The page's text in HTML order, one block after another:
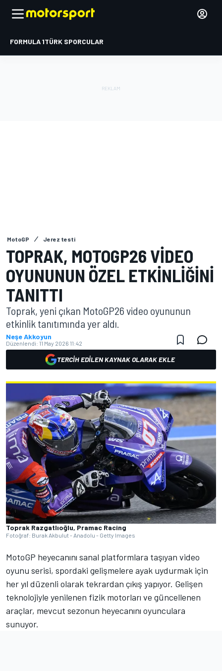
FORMULA 1TÜRK SPORCULAR
MotoGP Jerez testi
TOPRAK, MOTOGP26 VIDEO
OYUNUNUN ÖZEL ETKINLIĞINI
TANITTI
Toprak, yeni çıkan MotoGP26 video oyununun
etkinlik tanıtımında yer aldı.
Neşe Akkoyun
Düzenlendi: 11 May 2026 11:42
TERCIH EDILEN KAYNAK OLARAK EKLE
Toprak Razgatlıoğlu, Pramac Racing
Fotoğraf: Burak Akbulut - Anadolu - Getty Images
MotoGP heyecanını sanal platformlara taşıyan video
oyunu serisi, spordaki gelişmelere ayak uydurmak için
her yıl düzenli olarak tekrardan çıkış yapıyor. Gelişen
teknolojiyle yenilenen fizik motorları ve güncellenen
araçlar, mevcut sezonun heyecanını oyunculara
sunuyor.